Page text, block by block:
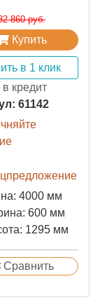
860 руб.
Купить
в 1 клик
в кредит
61142
4000 мм
600 мм
1295 мм
Сравнить